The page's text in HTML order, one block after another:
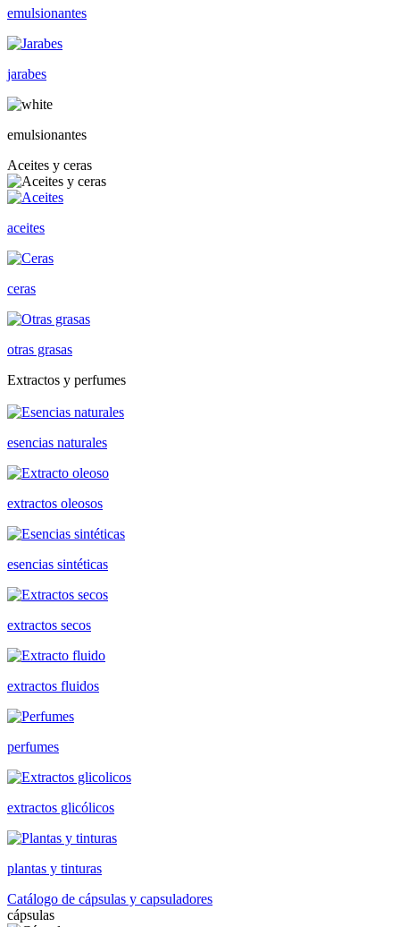
emulsionantes
jarabes
emulsionantes
Aceites y ceras
aceites
ceras
otras grasas
Extractos y perfumes
esencias naturales
extractos oleosos
esencias sintéticas
extractos secos
extractos fluidos
perfumes
extractos glicólicos
plantas y tinturas
Catálogo de cápsulas y capsuladores
cápsulas